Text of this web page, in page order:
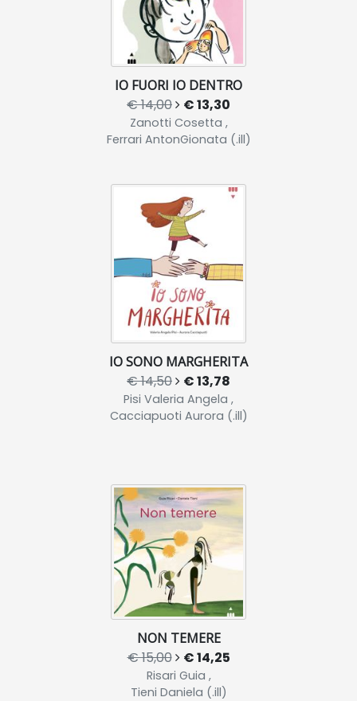
IO FUORI IO DENTRO
€ 14,00 € 13,30
Zanotti Cosetta ,
Ferrari AntonGionata (.ill)
IO SONO MARGHERITA
€ 14,50 € 13,78
Pisi Valeria Angela ,
Cacciapuoti Aurora (.ill)
NON TEMERE
€ 15,00 € 14,25
Risari Guia ,
Tieni Daniela (.ill)